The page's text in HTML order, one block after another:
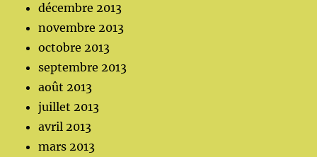
décembre 2013
novembre 2013
octobre 2013
septembre 2013
août 2013
juillet 2013
avril 2013
mars 2013